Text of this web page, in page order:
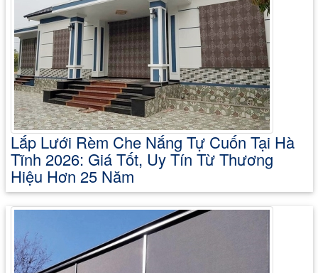
Lắp Lưới Rèm Che Nắng Tự Cuốn Tại Hà
Tĩnh 2026: Giá Tốt, Uy Tín Từ Thương
Hiệu Hơn 25 Năm